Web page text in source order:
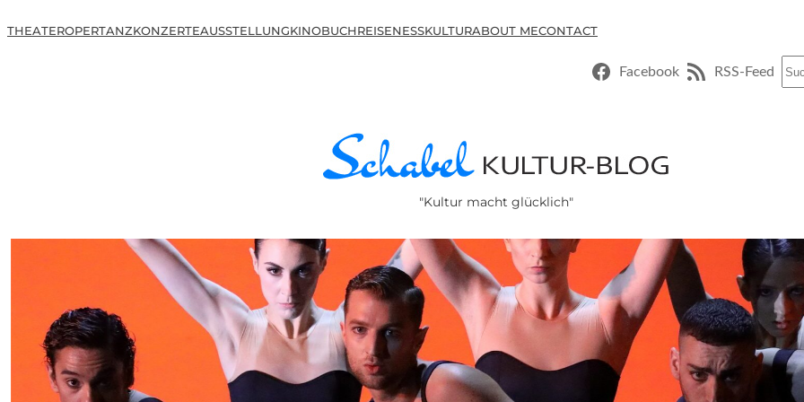
THEATEROPERTANZKONZERTEAUSSTELLUNGKINOBUCHREISENESSKULTURABOUT MECONTACT
Facebook RSS-Feed
"Kultur macht glücklich"